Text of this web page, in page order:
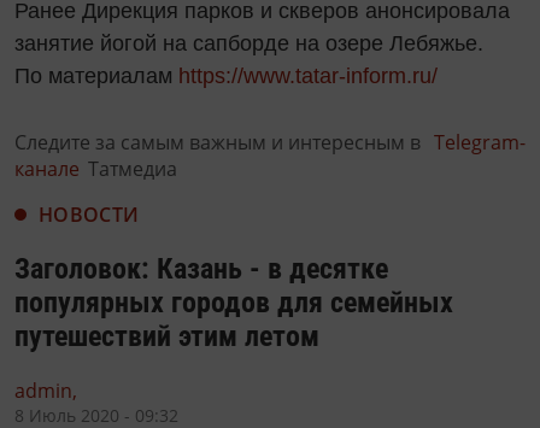
Ранее Дирекция парков и скверов анонсировала
занятие йогой на сапборде на озере Лебяжье.
По материалам https://www.tatar-inform.ru/
Следите за самым важным и интересным в Telegram-
канале Татмедиа
НОВОСТИ
Заголовок: Казань - в десятке
популярных городов для семейных
путешествий этим летом
admin,
8 Июль 2020 - 09:32